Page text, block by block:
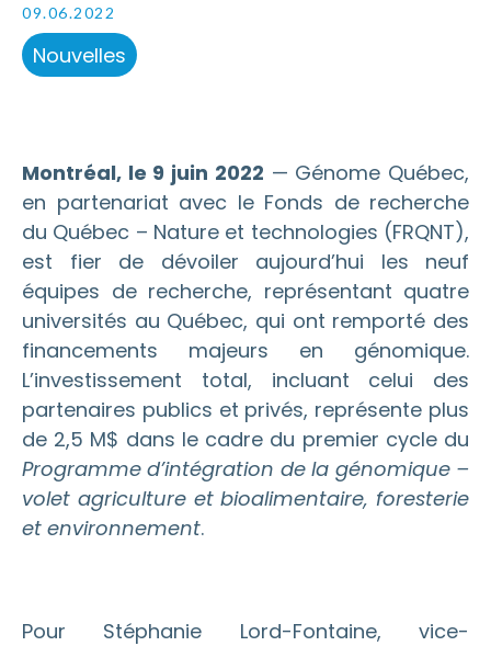
09.06.2022
Nouvelles
Montréal, le 9 juin 2022 — Génome Québec,
en partenariat avec le Fonds de recherche
du Québec – Nature et technologies (FRQNT),
est fier de dévoiler aujourd’hui les neuf
équipes de recherche, représentant quatre
universités au Québec, qui ont remporté des
financements majeurs en génomique.
L’investissement total, incluant celui des
partenaires publics et privés, représente plus
de 2,5 M$ dans le cadre du premier cycle du
Programme d’intégration de la génomique –
volet agriculture et bioalimentaire, foresterie
et environnement.
Pour Stéphanie Lord-Fontaine, vice-